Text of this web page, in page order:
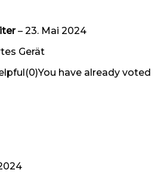
– 23. Mai 2024
Gerät
(0)You have already voted